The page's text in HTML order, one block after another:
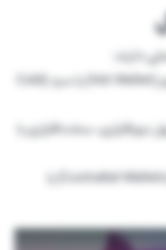
دارند:
کیف پول گرم (Hot Wallet) یا سرد (Cold
نرم‌افزاری، سخت‌افزاری یا
کیف پول حضانتی (Custodial Wallets) یا